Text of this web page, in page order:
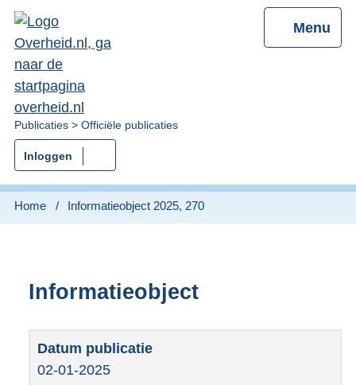
Menu
U
bent
nu
hier:
Publicaties Officiële publicaties
Inloggen
Home Informatieobject 2025, 270
Informatieobject
02-01-2025